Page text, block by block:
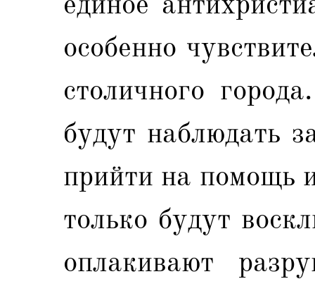
особенно
столичного
будут наблюдать
прийти на помощь
только будут
оплакивают